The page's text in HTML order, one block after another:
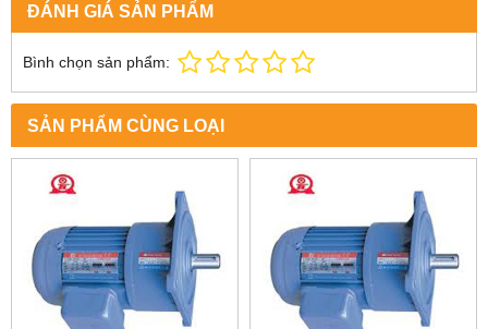
ĐÁNH GIÁ SẢN PHẨM
Bình chọn sản phẩm:
SẢN PHẨM CÙNG LOẠI